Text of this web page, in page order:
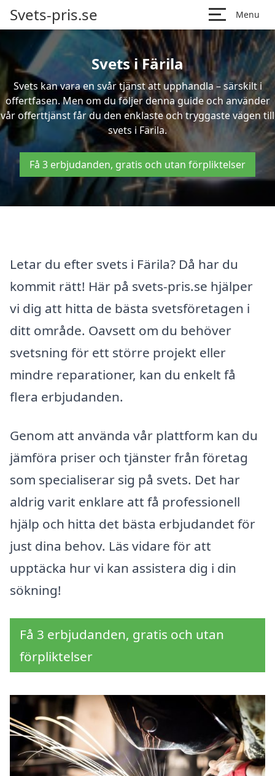
Svets-pris.se Menu
Svets i Färila
Svets kan vara en svår tjänst att upphandla – särskilt i
offertfasen. Men om du följer denna guide och använder
vår offerttjänst får du den enklaste och tryggaste vägen till
svets i Färila.
Få 3 erbjudanden, gratis och utan förpliktelser
Letar du efter svets i Färila? Då har du
kommit rätt! Här på svets-pris.se hjälper
vi dig att hitta de bästa svetsföretagen i
ditt område. Oavsett om du behöver
svetsning för ett större projekt eller
mindre reparationer, kan du enkelt få
flera erbjudanden.
Genom att använda vår plattform kan du
jämföra priser och tjänster från företag
som specialiserar sig på svets. Det har
aldrig varit enklare att få professionell
hjälp och hitta det bästa erbjudandet för
just dina behov. Läs vidare för att
upptäcka hur vi kan assistera dig i din
sökning!
Få 3 erbjudanden, gratis och utan
förpliktelser